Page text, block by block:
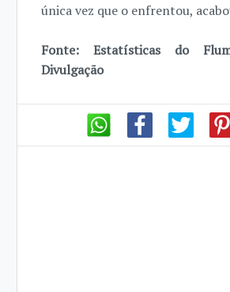
única vez que o enfrentou,
Fonte: Estatísticas do
Divulgação